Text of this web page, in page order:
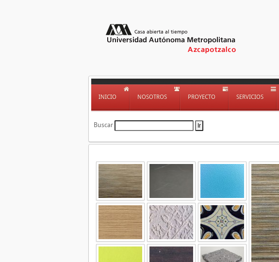
INICIO NOSOTROS PROYECTO SERVICIOS
Buscar